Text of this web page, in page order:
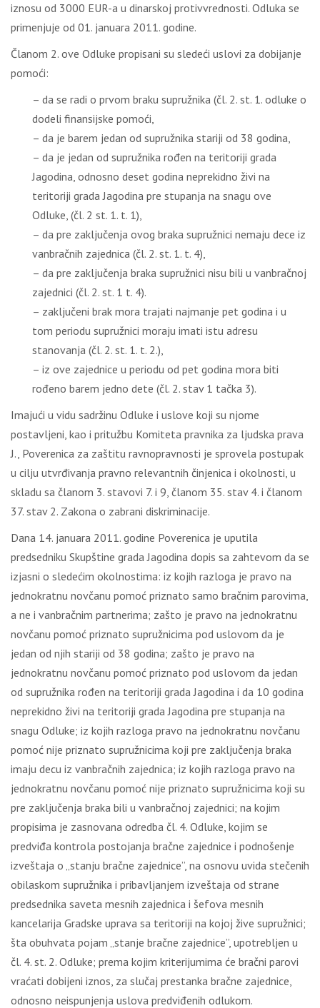
iznosu od 3000 EUR-a u dinarskoj protivvrednosti. Odluka se
primenjuje od 01. januara 2011. godine.
Članom 2. ove Odluke propisani su sledeći uslovi za dobijanje
pomoći:
– da se radi o prvom braku supružnika (čl. 2. st. 1. odluke o
dodeli finansijske pomoći,
– da je barem jedan od supružnika stariji od 38 godina,
– da je jedan od supružnika rođen na teritoriji grada
Jagodina, odnosno deset godina neprekidno živi na
teritoriji grada Jagodina pre stupanja na snagu ove
Odluke, (čl. 2 st. 1. t. 1),
– da pre zaključenja ovog braka supružnici nemaju dece iz
vanbračnih zajednica (čl. 2. st. 1. t. 4),
– da pre zaključenja braka supružnici nisu bili u vanbračnoj
zajednici (čl. 2. st. 1 t. 4).
– zaključeni brak mora trajati najmanje pet godina i u
tom periodu supružnici moraju imati istu adresu
stanovanja (čl. 2. st. 1. t. 2.),
– iz ove zajednice u periodu od pet godina mora biti
rođeno barem jedno dete (čl. 2. stav 1 tačka 3).
Imajući u vidu sadržinu Odluke i uslove koji su njome
postavljeni, kao i pritužbu Komiteta pravnika za ljudska prava
J., Poverenica za zaštitu ravnopravnosti je sprovela postupak
u cilju utvrđivanja pravno relevantnih činjenica i okolnosti, u
skladu sa članom 3. stavovi 7. i 9, članom 35. stav 4. i članom
37. stav 2. Zakona o zabrani diskriminacije.
Dana 14. januara 2011. godine Poverenica je uputila
predsedniku Skupštine grada Jagodina dopis sa zahtevom da se
izjasni o sledećim okolnostima: iz kojih razloga je pravo na
jednokratnu novčanu pomoć priznato samo bračnim parovima,
a ne i vanbračnim partnerima; zašto je pravo na jednokratnu
novčanu pomoć priznato supružnicima pod uslovom da je
jedan od njih stariji od 38 godina; zašto je pravo na
jednokratnu novčanu pomoć priznato pod uslovom da jedan
od supružnika rođen na teritoriji grada Jagodina i da 10 godina
neprekidno živi na teritoriji grada Jagodina pre stupanja na
snagu Odluke; iz kojih razloga pravo na jednokratnu novčanu
pomoć nije priznato supružnicima koji pre zaključenja braka
imaju decu iz vanbračnih zajednica; iz kojih razloga pravo na
jednokratnu novčanu pomoć nije priznato supružnicima koji su
pre zaključenja braka bili u vanbračnoj zajednici; na kojim
propisima je zasnovana odredba čl. 4. Odluke, kojim se
predviđa kontrola postojanja bračne zajednice i podnošenje
izveštaja o „stanju bračne zajednice”, na osnovu uvida stečenih
obilaskom supružnika i pribavljanjem izveštaja od strane
predsednika saveta mesnih zajednica i šefova mesnih
kancelarija Gradske uprava sa teritoriji na kojoj žive supružnici;
šta obuhvata pojam „stanje bračne zajednice”, upotrebljen u
čl. 4. st. 2. Odluke; prema kojim kriterijumima će bračni parovi
vraćati dobijeni iznos, za slučaj prestanka bračne zajednice,
odnosno neispunjenja uslova predviđenih odlukom.